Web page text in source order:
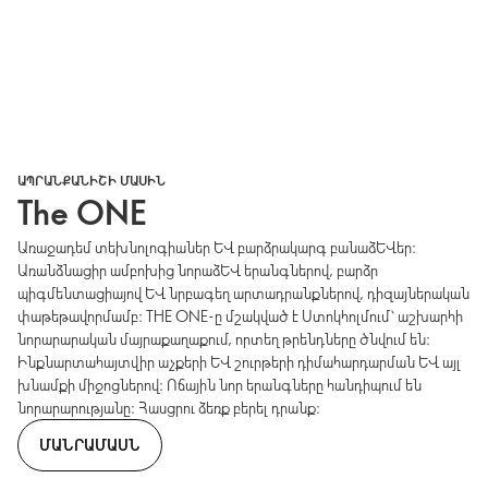
ԱՊՐԱՆՔԱՆԻՇԻ ՄԱՍԻՆ
The ONE
Առաջադեմ տեխնոլոգիաներ և բարձրակարգ բանաձևեր։
Առանձնացիր ամբոխից նորաձև երանգներով, բարձր
պիգմենտացիայով և նրբագեղ արտադրանքներով, դիզայներական
փաթեթավորմամբ։ THE ONE-ը մշակված է Ստոկհոլմում՝ աշխարհի
նորարարական մայրաքաղաքում, որտեղ թրենդները ծնվում են։
Ինքնարտահայտվիր աչքերի և շուրթերի դիմահարդարման և այլ
խնամքի միջոցներով։ Ոճային նոր երանգները հանդիպում են
նորարարությանը։ Հասցրու ձեռք բերել դրանք։
ՄԱՆՐԱՄԱՍՆ